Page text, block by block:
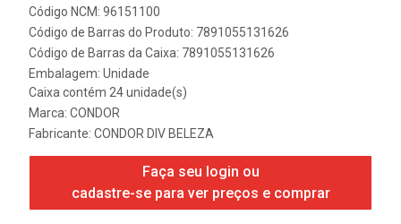
Código NCM: 96151100
Código de Barras do Produto: 7891055131626
Código de Barras da Caixa: 7891055131626
Embalagem: Unidade
Caixa contém 24 unidade(s)
Marca: CONDOR
Fabricante: CONDOR DIV BELEZA
Faça seu login ou
cadastre-se para ver preços e comprar